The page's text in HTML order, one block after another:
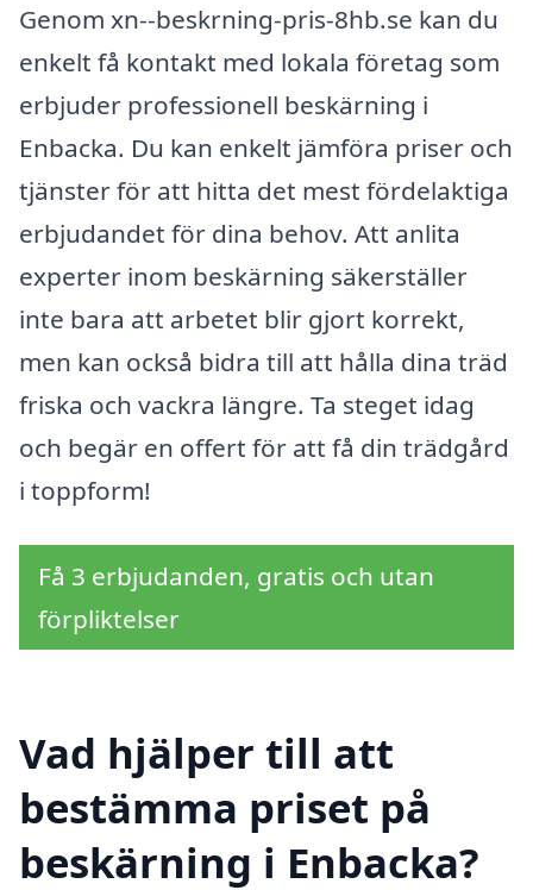
Genom xn--beskrning-pris-8hb.se kan du
enkelt få kontakt med lokala företag som
erbjuder professionell beskärning i
Enbacka. Du kan enkelt jämföra priser och
tjänster för att hitta det mest fördelaktiga
erbjudandet för dina behov. Att anlita
experter inom beskärning säkerställer
inte bara att arbetet blir gjort korrekt,
men kan också bidra till att hålla dina träd
friska och vackra längre. Ta steget idag
och begär en offert för att få din trädgård
i toppform!
Få 3 erbjudanden, gratis och utan
förpliktelser
Vad hjälper till att
bestämma priset på
beskärning i Enbacka?